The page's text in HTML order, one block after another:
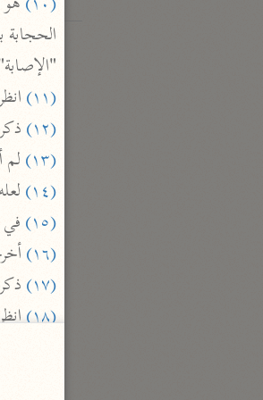
"الإصابة" 2/
(١١)
انظر:
(١٢)
ذكره
(١٣)
لم
(١٤)
(١٥)
(١٦)
(١٧)
ذكره
(١٨)
انظر: